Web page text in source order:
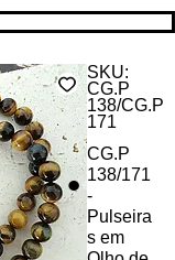
SKU:
CG.P
138/CG.P
171
CG.P
138/171
-
Pulseira
s em